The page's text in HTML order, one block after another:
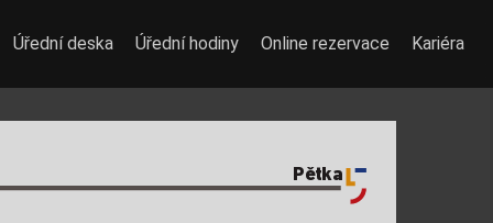
Pětka
Úřední deska Úřední hodiny Online rezervace Kariéra